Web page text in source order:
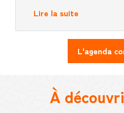
Lire la suite
L'agenda
À